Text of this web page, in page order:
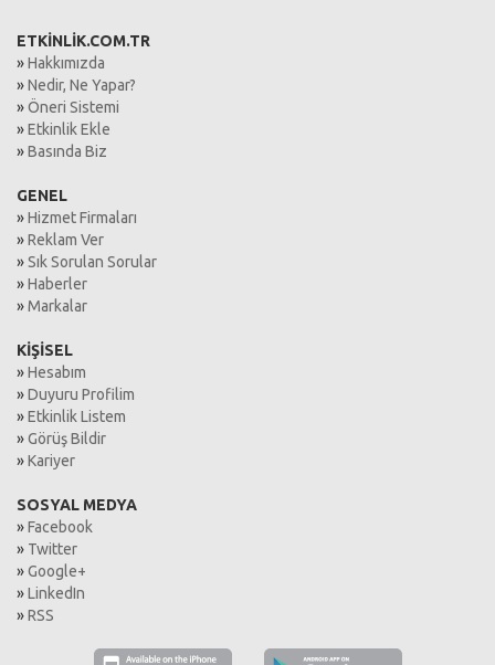
ETKİNLİK.COM.TR
»Hakkımızda
»Nedir, Ne Yapar?
»Öneri Sistemi
»Etkinlik Ekle
»Basında Biz
GENEL
»Hizmet Firmaları
»Reklam Ver
»Sık Sorulan Sorular
»Haberler
»Markalar
KİŞİSEL
»Hesabım
»Duyuru Profilim
»Etkinlik Listem
»Görüş Bildir
»Kariyer
SOSYAL MEDYA
»Facebook
» Twitter
»Google+
»LinkedIn
»RSS